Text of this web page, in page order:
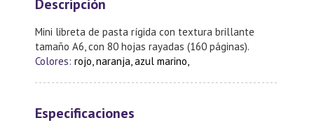
Descripción
Mini libreta de pasta rígida con textura brillante
tamaño A6, con 80 hojas rayadas (160 páginas).
Colores: rojo, naranja, azul marino,
Especificaciones